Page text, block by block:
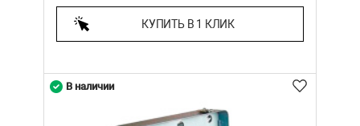
КУПИТЬ В 1 КЛИК
В наличии